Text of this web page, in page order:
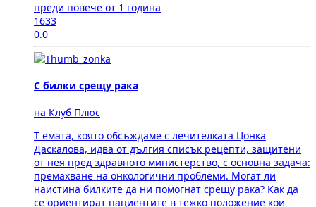
преди повече от 1 година
1633
0.0
С билки срещу рака
на Клуб Плюс
Т емата, която обсъждаме с лечителката Цонка
Даскалова, идва от дългия списък рецепти, защитени
от нея пред здравното министерство, с основна задача:
премахване на онкологични проблеми. Могат ли
наистина билките да ни помогнат срещу рака? Как да
се ориентират пациентите в тежко положение кои